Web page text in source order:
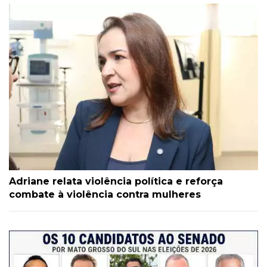
Adriane relata violência política e reforça
combate à violência contra mulheres